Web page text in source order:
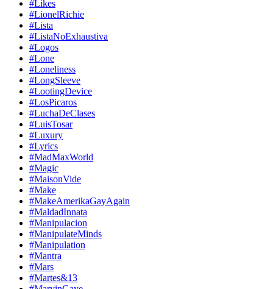
#Likes
#LionelRichie
#Lista
#ListaNoExhaustiva
#Logos
#Lone
#Loneliness
#LongSleeve
#LootingDevice
#LosPicaros
#LuchaDeClases
#LuisTosar
#Luxury
#Lyrics
#MadMaxWorld
#Magic
#MaisonVide
#Make
#MakeAmerikaGayAgain
#MaldadInnata
#Manipulacion
#ManipulateMinds
#Manipulation
#Mantra
#Mars
#Martes&13